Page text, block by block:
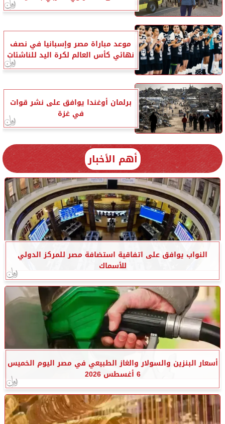
موعد مباراة مصر وإسبانيا في نصف
نهائي كأس العالم لكرة اليد للناشئات
برلمان أوغندا يوافق على نشر قوات
في غزة
أهم الأخبار
النواب يوافق على اتفاقية استضافة مصر للمركز الدولي
للأسماك
أسعار البنزين والسولار والغاز الطبيعي في مصر اليوم الخميس
6 أغسطس 2026